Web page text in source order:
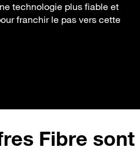
technologie plus fiable et
franchir le pas vers cette
Fibre